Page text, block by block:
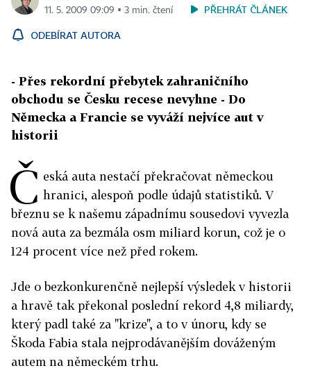
11. 5. 2009 09:09 ▪ 3 min. čtení
PŘEHRÁT ČLÁNEK
ODEBÍRAT AUTORA
- Přes rekordní přebytek zahraničního
obchodu se Česku recese nevyhne - Do
Německa a Francie se vyváží nejvíce aut v
historii
Č eská auta nestačí překračovat německou
hranici, alespoň podle údajů statistiků. V
březnu se k našemu západnímu sousedovi vyvezla
nová auta za bezmála osm miliard korun, což je o
124 procent více než před rokem.
Jde o bezkonkurenčně nejlepší výsledek v historii
a hravě tak překonal poslední rekord 4,8 miliardy,
který padl také za "krize", a to v únoru, kdy se
Škoda Fabia stala nejprodávanějším dováženým
autem na německém trhu.